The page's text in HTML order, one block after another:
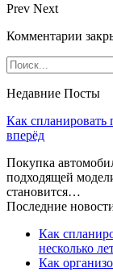
Prev Next
Комментарии
Недавние Посты
Как спланировать
вперёд
Покупка
подходящей
становится…
Последние
Как
несколько
Как